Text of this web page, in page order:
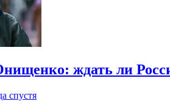
ждать ли
спустя